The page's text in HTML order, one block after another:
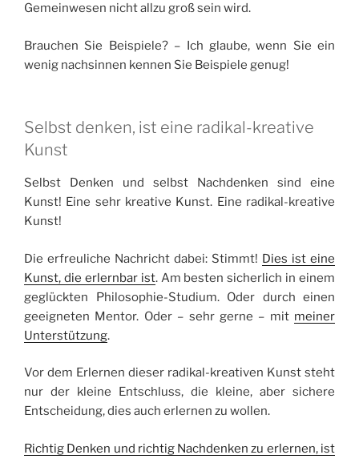
Gemeinwesen nicht allzu groß sein wird.
Brauchen Sie Beispiele? – Ich glaube, wenn Sie ein
wenig nachsinnen kennen Sie Beispiele genug!
Selbst denken, ist eine radikal-kreative
Kunst
Selbst Denken und selbst Nachdenken sind eine
Kunst! Eine sehr kreative Kunst. Eine radikal-kreative
Kunst!
Die erfreuliche Nachricht dabei: Stimmt! Dies ist eine
Kunst, die erlernbar ist. Am besten sicherlich in einem
geglückten Philosophie-Studium. Oder durch einen
geeigneten Mentor. Oder – sehr gerne – mit meiner
Unterstützung.
Vor dem Erlernen dieser radikal-kreativen Kunst steht
nur der kleine Entschluss, die kleine, aber sichere
Entscheidung, dies auch erlernen zu wollen.
Richtig Denken und richtig Nachdenken zu erlernen, ist